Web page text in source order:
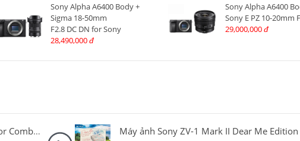
Sony Alpha A6400 Body +
Sigma 18-50mm
F2.8 DC DN for Sony
28,490,000 đ
Sony Alpha A6400
Sony E PZ 10-20mm
29,000,000 đ
Máy quay DJI Osmo Pocket 3 Creator Combo + Thẻ nhớ MicroSDXC Sandisk Extreme Pro 256GB 200MB/140MB/s